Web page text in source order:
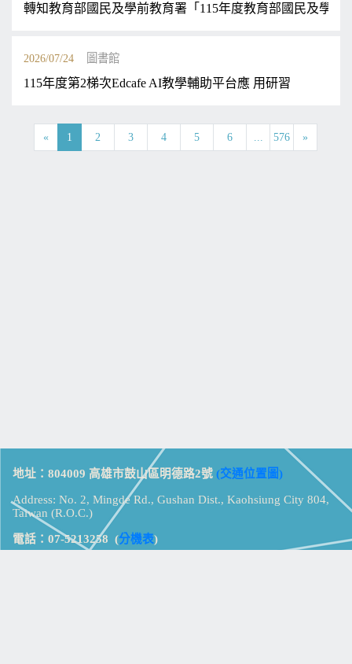
轉知教育部國民及學前教育署「115年度教育部國民及學
2026/07/24 圖書館
115年度第2梯次Edcafe AI教學輔助平台應 用研習
« 1 2 3 4 5 6 ... 576 »
地址：804009 高雄市鼓山區明德路2號 (交通位置圖)
Address: No. 2, Mingde Rd., Gushan Dist., Kaohsiung City 804,
Taiwan (R.O.C.)
電話：07-5213258 (分機表)